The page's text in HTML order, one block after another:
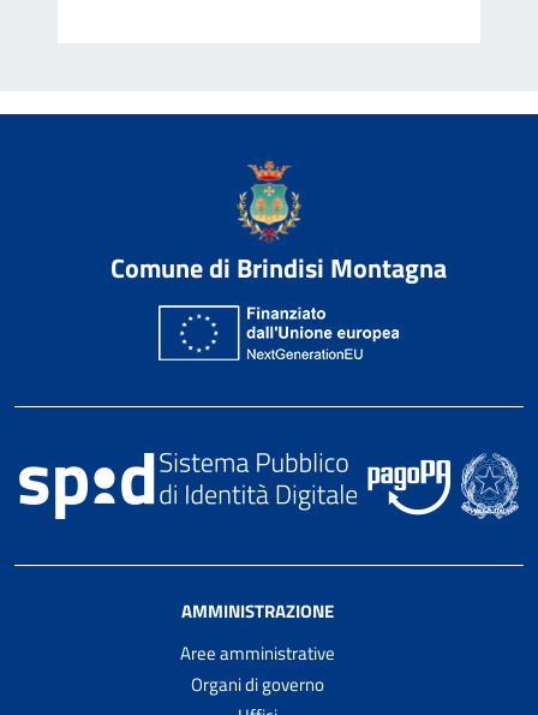
Comune di Brindisi Montagna
AMMINISTRAZIONE
Aree amministrative
Organi di governo